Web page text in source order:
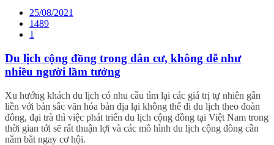
25/08/2021
1489
1
Du lịch cộng đồng trong dân cư, không dễ như
nhiều người lầm tưởng
Xu hướng khách du lịch có nhu cầu tìm lại các giá trị tự nhiên gắn
liền với bản sắc văn hóa bản địa lại không thể đi du lịch theo đoàn
đông, đại trà thì việc phát triển du lịch cộng đồng tại Việt Nam trong
thời gian tới sẽ rất thuận lợi và các mô hình du lịch cộng đồng cần
nắm bắt ngay cơ hội.